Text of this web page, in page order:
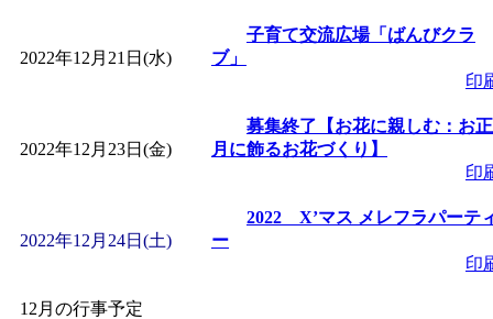
2022年12月21日(水)
子育て交流広場「ばんびクラ
ブ」
印
2022年12月23日(金)
募集終了【お花に親しむ：お正
月に飾るお花づくり】
印
2022年12月24日(土)
2022 X’マス メレフラパーテ
ー
印
12月の行事予定